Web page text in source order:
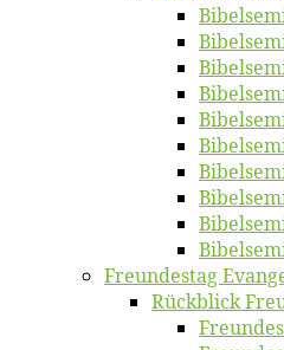
Freun­des­tag
Rück­blick